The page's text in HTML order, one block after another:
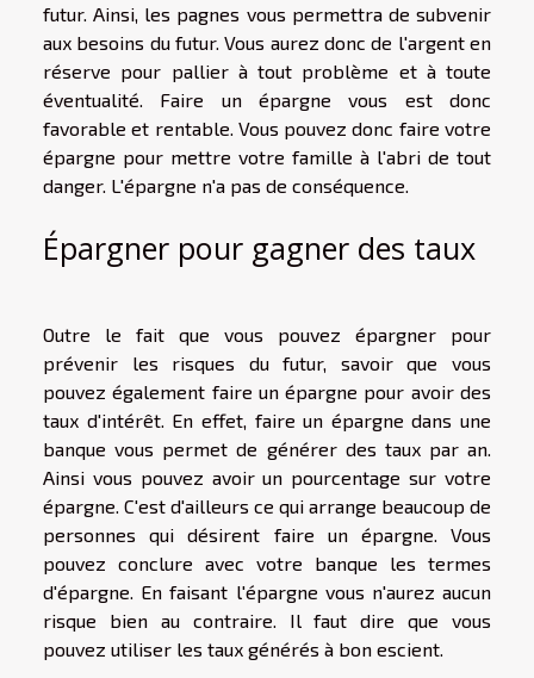
futur. Ainsi, les pagnes vous permettra de subvenir
aux besoins du futur. Vous aurez donc de l'argent en
réserve pour pallier à tout problème et à toute
éventualité. Faire un épargne vous est donc
favorable et rentable. Vous pouvez donc faire votre
épargne pour mettre votre famille à l'abri de tout
danger. L'épargne n'a pas de conséquence.
Épargner pour gagner des taux
Outre le fait que vous pouvez épargner pour
prévenir les risques du futur, savoir que vous
pouvez également faire un épargne pour avoir des
taux d'intérêt. En effet, faire un épargne dans une
banque vous permet de générer des taux par an.
Ainsi vous pouvez avoir un pourcentage sur votre
épargne. C'est d'ailleurs ce qui arrange beaucoup de
personnes qui désirent faire un épargne. Vous
pouvez conclure avec votre banque les termes
d'épargne. En faisant l'épargne vous n'aurez aucun
risque bien au contraire. Il faut dire que vous
pouvez utiliser les taux générés à bon escient.